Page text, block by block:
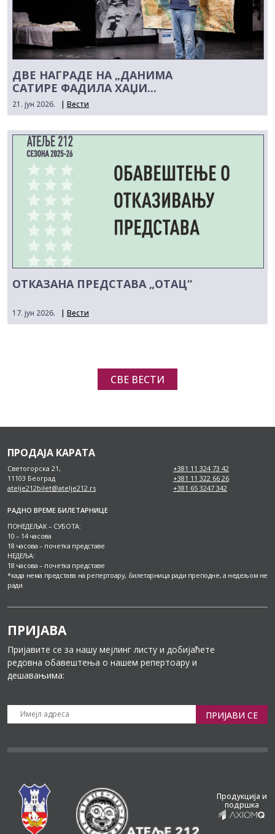
ДВЕ НАГРАДЕ НА „ДАНИМА
САТИРЕ ФАДИЛА ХАЏИ...
21. јун 2026. | Вести
ОТКАЗАНА ПРЕДСТАВА „ОТАЦ“
17. јун 2026. | Вести
СВЕ ВЕСТИ
ПРОДАЈА КАРАТА
Светогорска 21,
11103 Београд
atelje212bilet@atelje212.rs
+381 11 324 73 42
+381 11 322 66 26
+381 65 3247 342
РАДНО ВРЕМЕ БИЛЕТАРНИЦЕ
ПОНЕДЕЉАК – СУБОТА:
10 – 14 часова
18 часова – почетка представе
НЕДЕЉА:
18 часова – почетка представе
*када нема представа на репертоару, билетарница ради преподне, а недељом не
ради.
ПРИЈАВА
Пријавите се за нашу мејлинг листу и добијаћете
редовна обавештења о нашем репертоару и
дешавањима:
ПРИЈАВИ СЕ
Продукција и
подршка